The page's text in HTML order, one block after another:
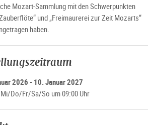
Mozart-Sammlung mit den Schwerpunkten
und „Freimaurerei zur Zeit Mozarts“
haben.
2026 - 10. Januar 2027
Do/Fr/Sa/So um 09:00 Uhr